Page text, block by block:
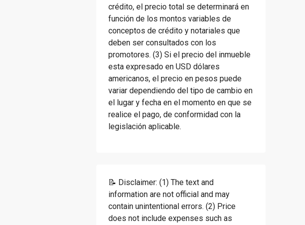
crédito, el precio total se determinará en
función de los montos variables de
conceptos de crédito y notariales que
deben ser consultados con los
promotores. (3) Si el precio del inmueble
esta expresado en USD dólares
americanos, el precio en pesos puede
variar dependiendo del tipo de cambio en
el lugar y fecha en el momento en que se
realice el pago, de conformidad con la
legislación aplicable.
📝 Disclaimer: (1) The text and
information are not official and may
contain unintentional errors. (2) Price
does not include expenses such as